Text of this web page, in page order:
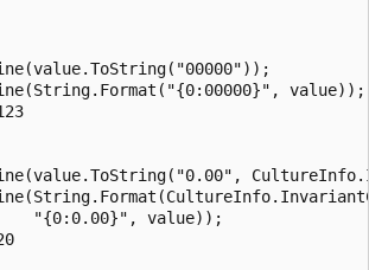
value));
"{0:0.00}", value));